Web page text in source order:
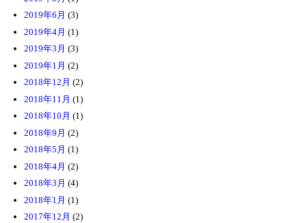
2019年6月 (3)
2019年4月 (1)
2019年3月 (3)
2019年1月 (2)
2018年12月 (2)
2018年11月 (1)
2018年10月 (1)
2018年9月 (2)
2018年5月 (1)
2018年4月 (2)
2018年3月 (4)
2018年1月 (1)
2017年12月 (2)